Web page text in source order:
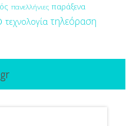
πανελλήνιες παράξενα
τεχνολογία τηλεόραση